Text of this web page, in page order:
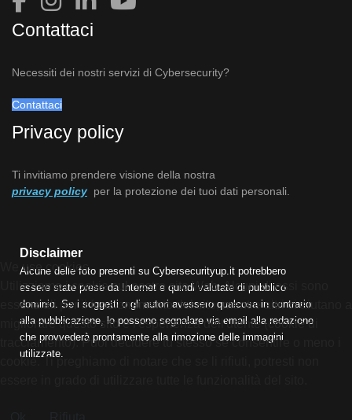
Contattaci
Necessiti dei nostri servizi di Cybersecurity?
Contattaci
Privacy policy
Ti invitiamo prendere visione della nostra
privacy policy per la protezione dei tuoi dati personali.
Disclaimer
Alcune delle foto presenti su Cybersecurityup.it potrebbero
essere state prese da Internet e quindi valutate di pubblico
dominio. Se i soggetti o gli autori avessero qualcosa in contrario
alla pubblicazione, lo possono segnalare via email alla redazione
che provvederà prontamente alla rimozione delle immagini
utilizzate.
We use cookies
Utilizziamo i cookie sul nostro sito Web. Alcuni di essi sono
essenziali per il funzionamento del sito, mentre altri ci aiutano a
migliorare questo sito e l'esperienza dell'utente (cookie di
tracciamento). Puoi decidere tu stesso se consentire o meno i
cookie. Ti preghiamo di notare che se li rifiuti, potresti non